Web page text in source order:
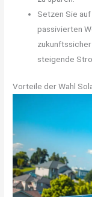
Setzen Sie
passivierten
steigende
Vorteile der Wahl